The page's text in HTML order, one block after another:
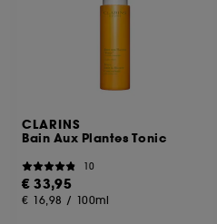
CLARINS
Bain Aux Plantes Tonic
10
€ 33,95
€ 16,98 / 100ml